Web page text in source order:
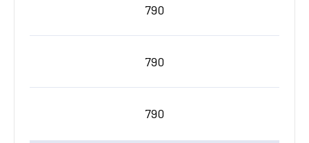
790
790
790